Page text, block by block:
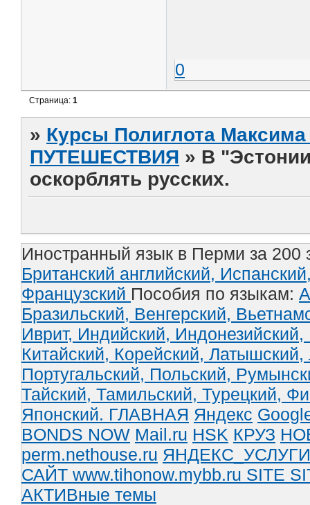
0
Страница:1
» Курсы Полиглота
ПУТЕШЕСТВИЯ » В
оскорблять русских.
Иностранный язык в Перми за 200
Британский английский,
Французский Пособия по языкам:
Бразильский, Венгерский,
Иврит, Индийский, Индонезийский,
Китайский, Корейский, Латышский,
Португальский, Польский,
Тайский, Тамильский, Турецкий,
Японский. ГЛАВНАЯ Яндекс
BONDS NOW Mail.ru HSK КРУЗ
perm.nethouse.ru ЯНДЕКС_УСЛУГИ
САЙТ www.tihonow.mybb.ru SITE
АКТИВные темы